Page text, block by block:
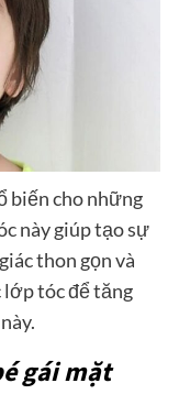
biến cho những
này giúp tạo sự
thon gọn và
lớp tóc để tăng
gái mặt